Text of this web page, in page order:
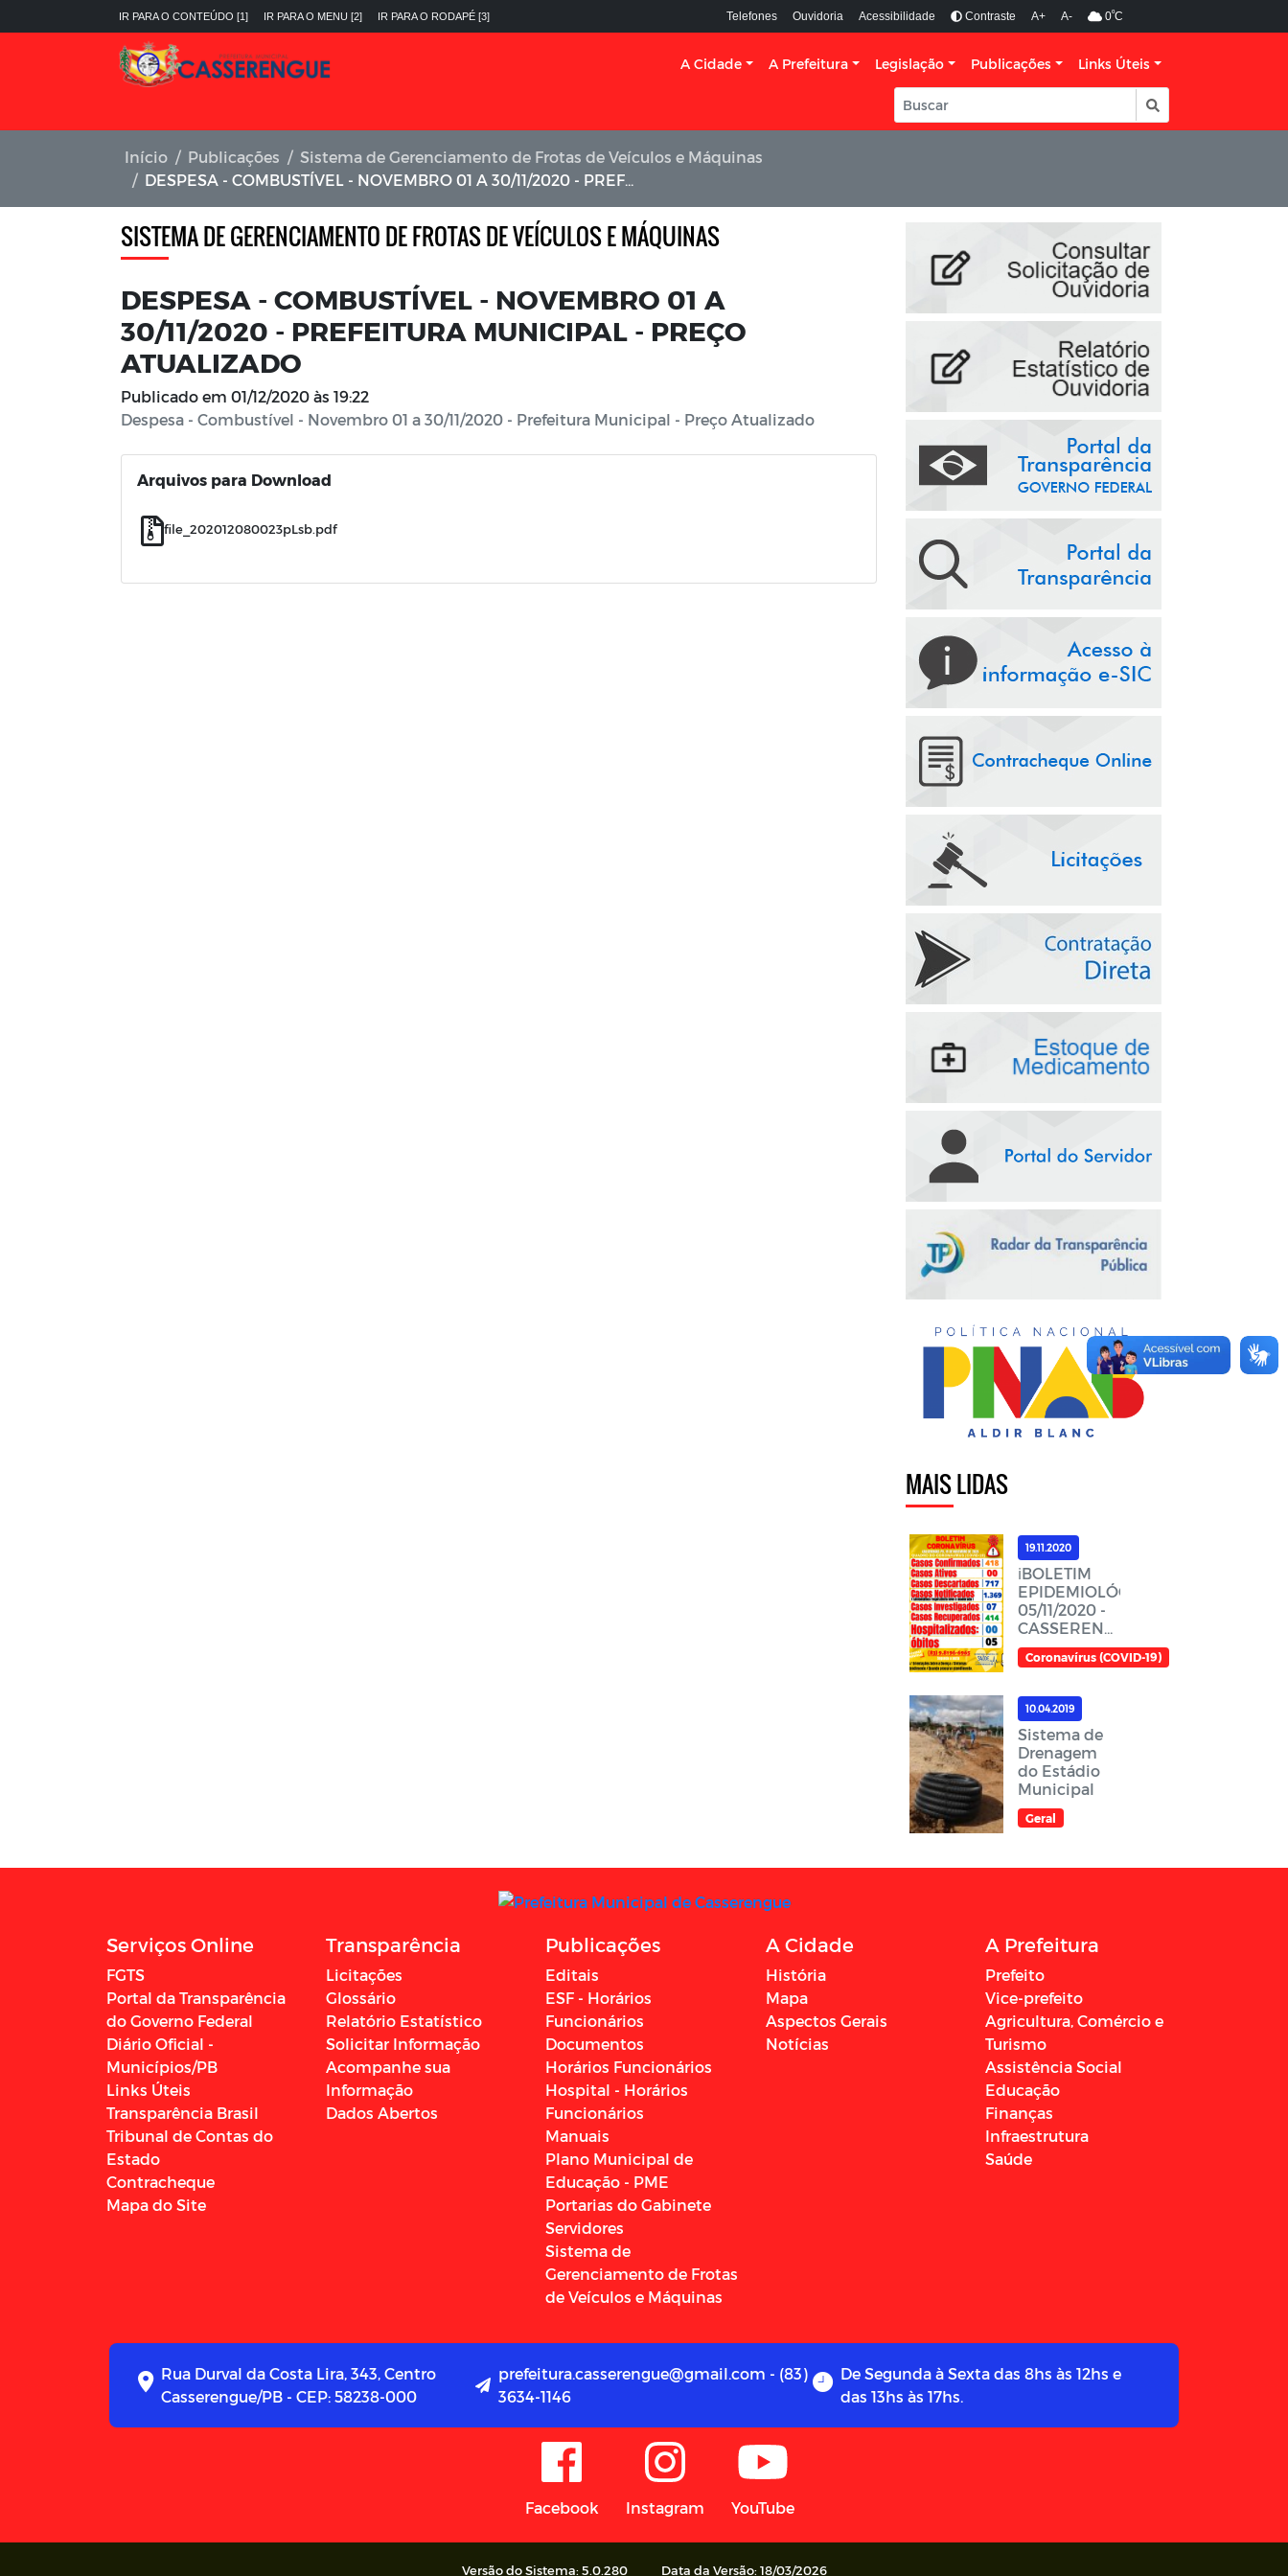
IR PARA O CONTEÚDO [1] IR PARA O MENU [2] IR PARA O RODAPÉ [3] Telefones Ouvidoria Acessibilidade Contraste A+ A- 0ºC
A Cidade A Prefeitura Legislação Publicações Links Úteis
Início Publicações
Sistema de Gerenciamento de Frotas de Veículos e Máquinas
DESPESA - COMBUSTÍVEL - NOVEMBRO 01 A 30/11/2020 - PREFEITURA MUNICIPAL - PREÇO ATUALIZADO
SISTEMA DE GERENCIAMENTO DE FROTAS DE VEÍCULOS E MÁQUINAS
DESPESA - COMBUSTÍVEL - NOVEMBRO 01 A
30/11/2020 - PREFEITURA MUNICIPAL - PREÇO
ATUALIZADO
Publicado em 01/12/2020 às 19:22
Despesa - Combustível - Novembro 01 a 30/11/2020 - Prefeitura Municipal - Preço Atualizado
Arquivos para Download
file_202012080023pLsb.pdf
MAIS LIDAS
19.11.2020
ℹ️BOLETIM
EPIDEMIOLÓGICO,
05/11/2020 -
CASSERENGUE-
PBℹ️
Coronavírus (COVID-19)
10.04.2019
Sistema de
Drenagem
do Estádio
Municipal
Geral
Serviços Online
FGTS
Portal da Transparência
do Governo Federal
Diário Oficial -
Municípios/PB
Links Úteis
Transparência Brasil
Tribunal de Contas do
Estado
Contracheque
Mapa do Site
Transparência
Licitações
Glossário
Relatório Estatístico
Solicitar Informação
Acompanhe sua
Informação
Dados Abertos
Publicações
Editais
ESF - Horários
Funcionários
Documentos
Horários Funcionários
Hospital - Horários
Funcionários
Manuais
Plano Municipal de
Educação - PME
Portarias do Gabinete
Servidores
Sistema de
Gerenciamento de Frotas
de Veículos e Máquinas
A Cidade
História
Mapa
Aspectos Gerais
Notícias
A Prefeitura
Prefeito
Vice-prefeito
Agricultura, Comércio e
Turismo
Assistência Social
Educação
Finanças
Infraestrutura
Saúde
Rua Durval da Costa Lira, 343, Centro
Casserengue/PB - CEP: 58238-000
prefeitura.casserengue@gmail.com - (83)
3634-1146
De Segunda à Sexta das 8hs às 12hs e
das 13hs às 17hs.
Facebook Instagram YouTube
Versão do Sistema: 5.0.280 Data da Versão: 18/03/2026